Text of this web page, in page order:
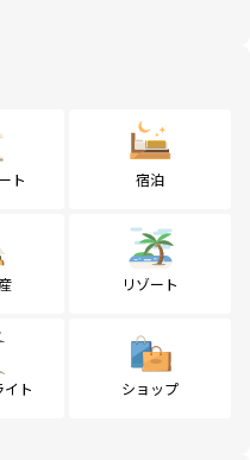
ト 宿泊
リゾート
ト ショップ